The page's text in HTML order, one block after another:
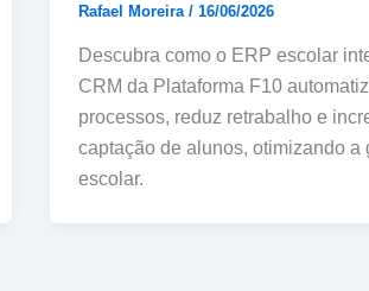
Rafael Moreira/16/06/2026
Descubra como o ERP escolar
CRM da Plataforma F10
processos, reduz retrabalho e
captação de alunos, otimizando a
escolar.